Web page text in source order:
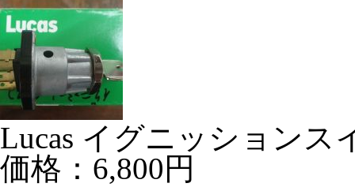
Lucas イグニッションス
価格：6,800円